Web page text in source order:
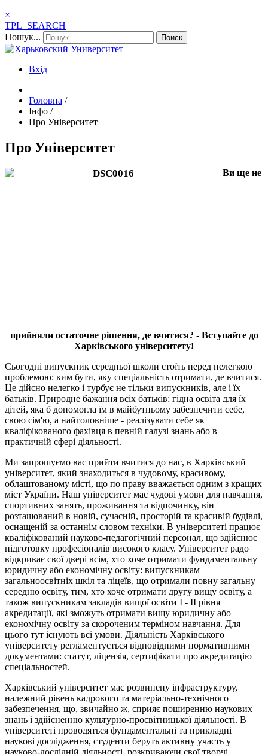
×
TPL_SEARCH
Пошук...
Поиск
Вхід
Головна /
Інфо /
Про Університет
Про Університет
Ви ще не
прийняли остаточне рішення, де вчитися? - Вступайте до
Харківського університету!
Сьогодні випускник середньої школи стоїть перед нелегкою
проблемою: ким бути, яку спеціальність отримати, де вчитися.
Це дійсно нелегко і турбує не тільки випускників, але і їх
батьків. Природне бажання всіх батьків: гідна освіта для їх
дітей, яка б допомогла їм в майбутньому забезпечити себе,
свою сім'ю, а найголовніше - реалізувати себе як
кваліфікованого фахівця в певній галузі знань або в
практичній сфері діяльності.
Ми запрошуємо вас прийти вчитися до нас, в Харківський
університет, який знаходиться в чудовому, красивому,
облаштованому місті, що по праву вважається одним з кращих
міст України. Наш університет має чудові умови для навчання,
спортивних занять, проживання та відпочинку, він
розташований в новій, сучасній, просторій та красивій будівлі,
оснащеній за останнім словом техніки. В університеті працює
кваліфікований науково-педагогічний персонал, що здійснює
підготовку професіоналів високого класу. Університет радо
відкриває свої двері всім, хто хоче отримати фундаментальну
юридичну або економічну освіту: випускникам
загальноосвітніх шкіл та ліцеїв, що отримали повну загальну
середню освіту, тим, хто хоче отримати другу вищу освіту, а
також випускникам закладів вищої освіти I - II рівня
акредитації, які зможуть отримати вищу юридичну або
економічну освіту за скороченим терміном навчання. Для
цього тут існують всі умови. Діяльність Харківського
університету регламентується відповідними нормативними
документами: статут, ліцензія, сертифікати про акредитацію
спеціальностей.
Харківський університет має розвинену інфраструктуру,
належний рівень кадрового та матеріально-технічного
забезпечення, що, звичайно ж, сприяє поширенню наукових
знань і здійсненню культурно-просвітницької діяльності. В
університеті проводяться фундаментальні та прикладні
наукові дослідження, студенти беруть активну участь у
науково-дослідній діяльності, розкриваючи свої творчі